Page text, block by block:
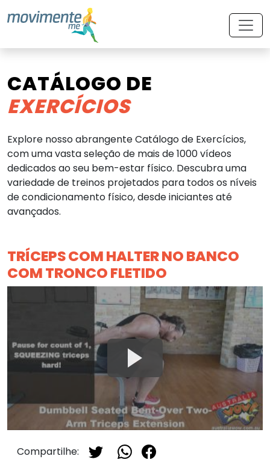
CATÁLOGO DE
EXERCÍCIOS
Explore nosso abrangente Catálogo de Exercícios,
com uma vasta seleção de mais de 1000 vídeos
dedicados ao seu bem-estar físico. Descubra uma
variedade de treinos projetados para todos os níveis
de condicionamento físico, desde iniciantes até
avançados.
TRÍCEPS COM HALTER NO BANCO
COM TRONCO FLETIDO
Compartilhe: